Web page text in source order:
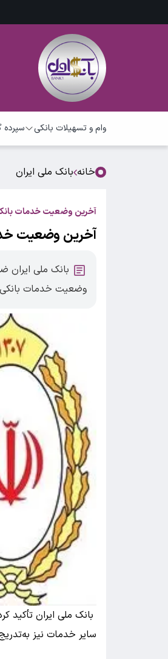
وام و تسهیلات بانکی سپرده
خانه بانک ملی ایران
آخرین وضعیت خدمات
آخرین وضعیت
بانک ملی ایران
وضعیت خدمات بانکی
بانک ملی ایران تأکید
سایر خدمات نیز